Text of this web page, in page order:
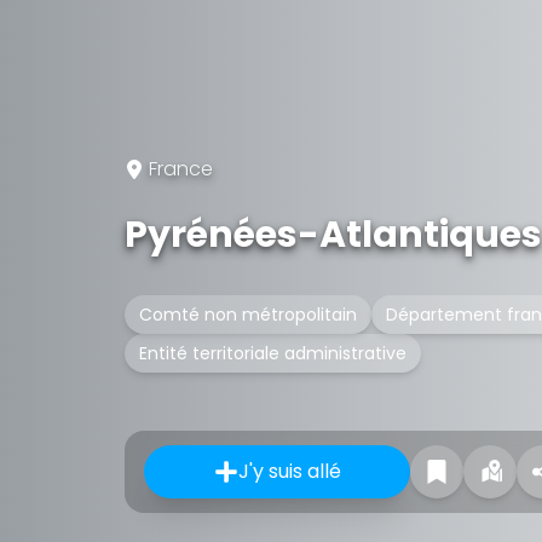
France
Pyrénées-Atlantiques
Comté non métropolitain
Département
Entité territoriale administrative
J'y suis allé